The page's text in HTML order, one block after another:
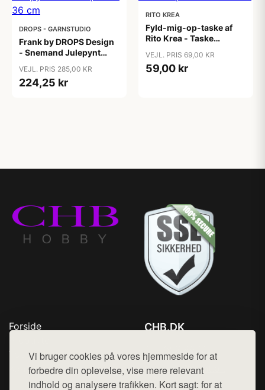
Vi bruger cookies på vores hjemmeside for at
forbedre din oplevelse, vise mere relevant
indhold og analysere trafikken. Kort sagt: for at
DROPS - GARNSTUDIO
Frank by DROPS Design
- Snemand Julepynt
VEJL. PRIS 285,00 KR
224,25 kr
RITO KREA
Fyld-mig-op-taske af
Rito Krea - Taske
30x28cm
VEJL. PRIS 69,00 KR
59,00 kr
Forside
Top Rabatter
Kontakt
CHB.DK
Mail: hej@want.dk